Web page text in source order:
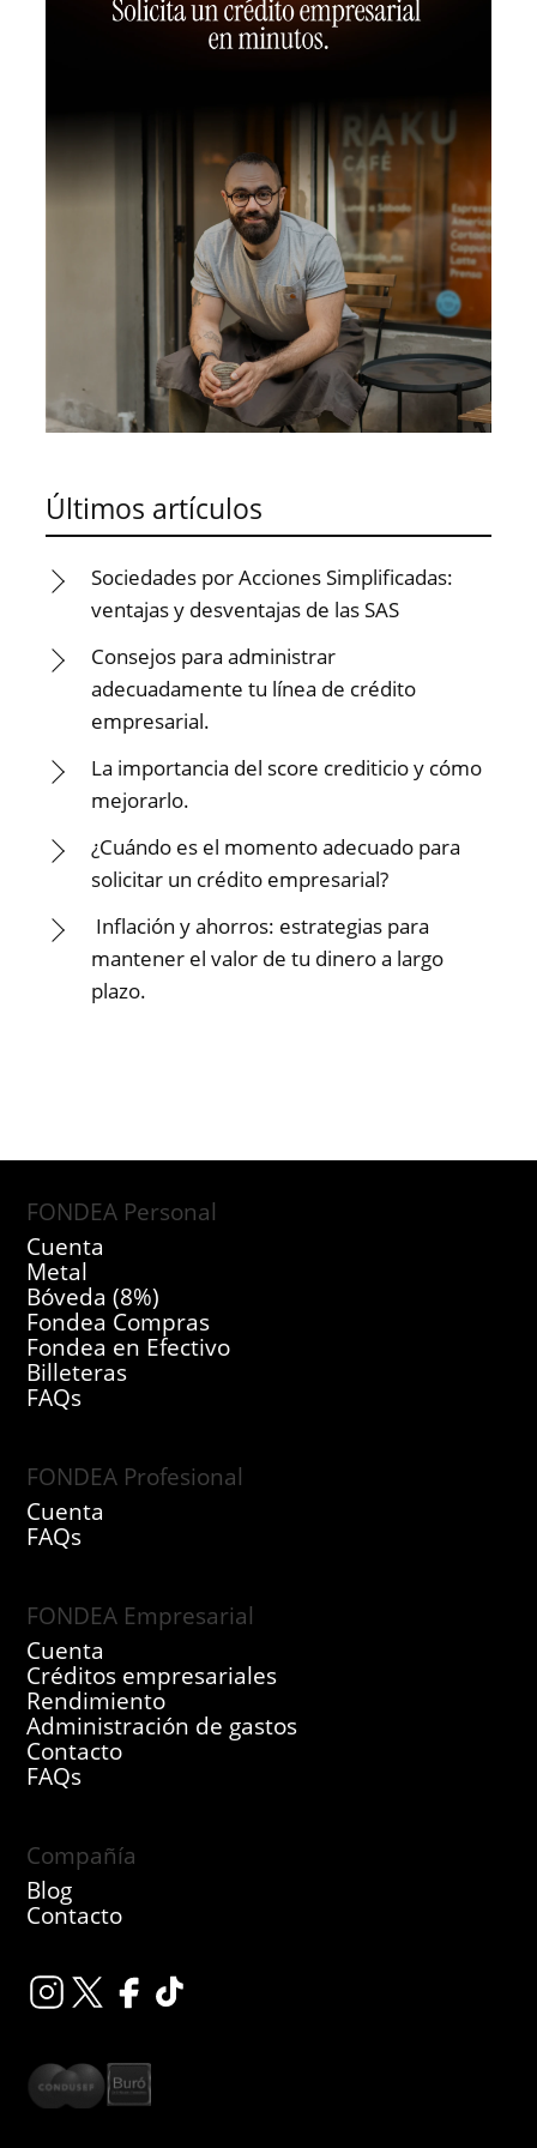
Últimos artículos
Sociedades por Acciones Simplificadas:
ventajas y desventajas de las SAS
Consejos para administrar
adecuadamente tu línea de crédito
empresarial.
La importancia del score crediticio y cómo
mejorarlo.
¿Cuándo es el momento adecuado para
solicitar un crédito empresarial?
Inflación y ahorros: estrategias para
mantener el valor de tu dinero a largo
plazo.
FONDEA Personal
Cuenta
Metal
Bóveda (8%)
Fondea Compras
Fondea en Efectivo
Billeteras
FAQs
FONDEA Profesional
Cuenta
FAQs
FONDEA Empresarial
Cuenta
Créditos empresariales
Rendimiento
Administración de gastos
Contacto
FAQs
Compañía
Blog
Contacto